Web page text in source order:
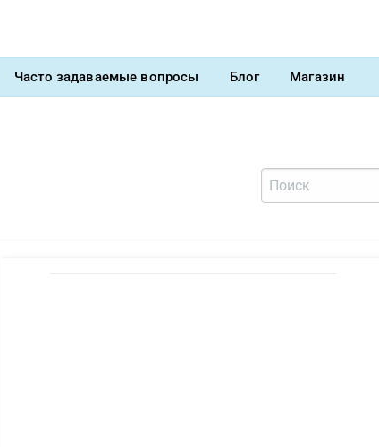
Часто задаваемые вопросы Блог Магазин